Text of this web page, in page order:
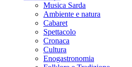
Musica Sarda
Ambiente e natura
Cabaret
Spettacolo
Cronaca
Cultura
Enogastronomia